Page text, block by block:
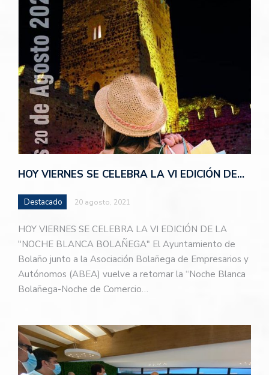
HOY VIERNES SE CELEBRA LA VI EDICIÓN DE…
Destacado 20 agosto, 2021
HOY VIERNES SE CELEBRA LA VI EDICIÓN DE LA
"NOCHE BLANCA BOLAÑEGA" El Ayuntamiento de
Bolaño junto a la Asociación Bolañega de Empresarios y
Autónomos (ABEA) vuelve a retomar la “Noche Blanca
Bolañega-Noche de Comercio…